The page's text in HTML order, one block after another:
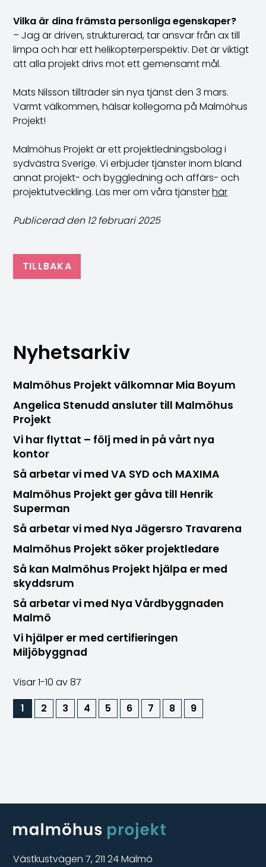
Vilka är dina främsta personliga egenskaper?
– Jag är driven, strukturerad, tar ansvar från ax till
limpa och har ett helikopterperspektiv. Det är viktigt
att alla projekt drivs mot ett gemensamt mål.
Mats Nilsson tillträder sin nya tjänst den 3 mars.
Varmt välkommen, hälsar kollegorna på Malmöhus
Projekt!
Malmöhus Projekt är ett projektledningsbolag i
sydvästra Sverige. Vi erbjuder tjänster inom bland
annat projekt- och byggledning och affärs- och
projektutveckling. Läs mer om våra tjänsterhär
Publicerad den 12 februari 2025
TILLBAKA
Nyhetsarkiv
Malmöhus Projekt välkomnar Mia Boyum
Angelica Stenudd ansluter till Malmöhus
Projekt
Vi har flyttat – följ med in på vårt nya
kontor
Så arbetar vi med VA SYD och MAXIMA
Malmöhus Projekt ger gåva till Henrik
Superman
Så arbetar vi med Nya Jägersro Travarena
Malmöhus Projekt söker projektledare
Så kan Malmöhus Projekt hjälpa er med
skyddsrum
Så arbetar vi med Nya Vårdbyggnaden
Malmö
Vi hjälper er med certifieringen
Miljöbyggnad
Visar1-10 av 87
1
2 3 4 5 6 7 8 9
Västkustvägen 7, 211 24 Malmö